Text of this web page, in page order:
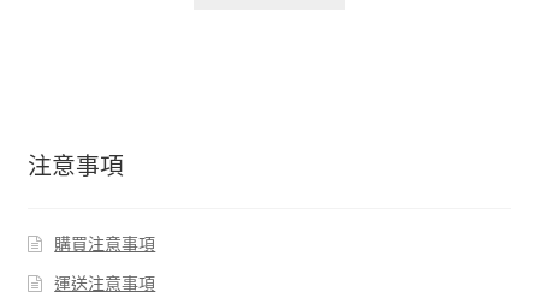
注意事項
購買注意事項
運送注意事項